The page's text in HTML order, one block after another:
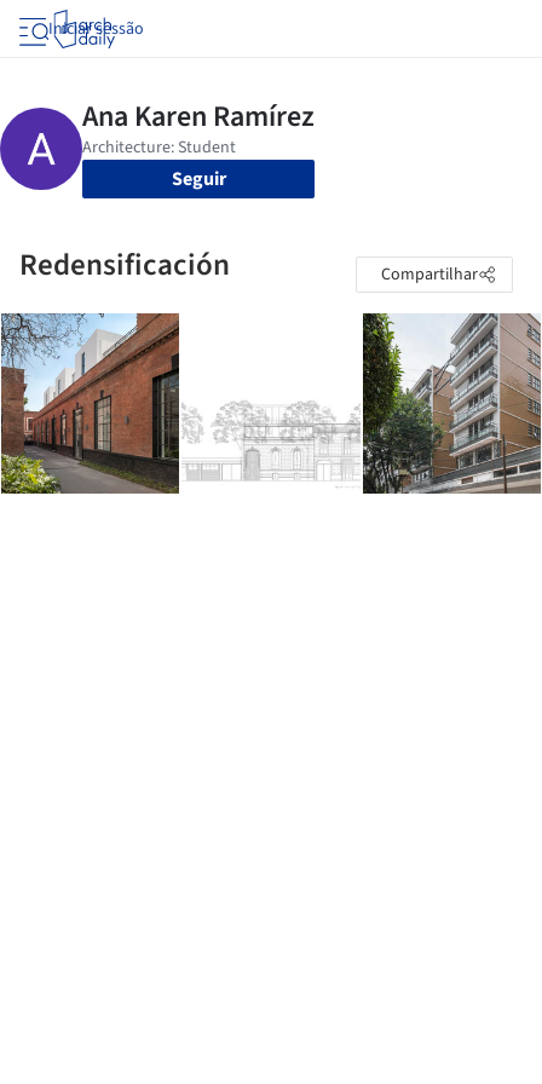
Iniciar sessão
Seguir
Redensificación Compartilhar